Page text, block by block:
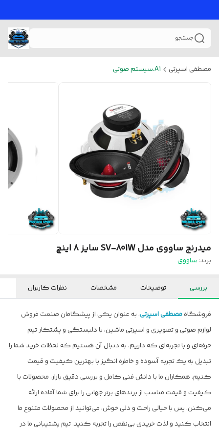
جستجو
مصطفی اسپرتی A1.سیستم صوتی
میدرنج ساووی مدل SV-801W سایز 8 اینچ
برند:ساووی
بررسی توضیحات مشخصات نظرات کاربران
فروشگاهمصطفی اسپرتی، به عنوان یکی از پیشگامان صنعت فروش
لوازم صوتی و تصویری و اسپرتی ماشین، با دلبستگی و پشتکار تیم
حرفه‌ای و با تجربه‌ای که داریم، به دنبال آن هستیم که لحظات خرید شما را
تبدیل به یک تجربه آسوده و خاطره انگیز با بهترین کیفیت و قیمت
کنیم. همکاران ما با دانش فنی کامل و بررسی دقیق بازار، محصولات با
کیفیت و قیمت مناسب از برندهای برتر جهانی را برای شما آماده ارائه
می‌کنن. پس با خیالی راحت و دلی خوش، می‌توانید از محصولات متنوع ما
انتخاب کنید و لذت خریدی بی‌نقص را تجربه کنید. تیم پشتیبانی ما در